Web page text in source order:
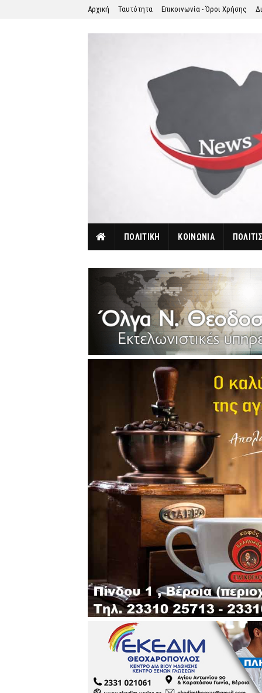
Αρχική Ταυτότητα Επικοινωνία - Όροι Χρήσης
ΠΟΛΙΤΙΚΗ ΚΟΙΝΩΝΙΑ